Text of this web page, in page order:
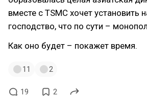
вместе с TSMC хочет установить
господство, что по сути –
Как оно будет – покажет время.
11 2
19 2